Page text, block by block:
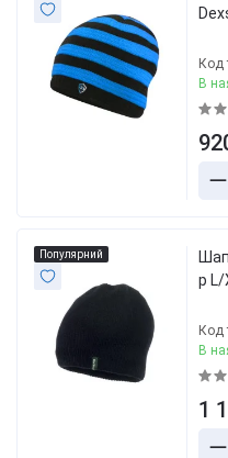
Код
В
Популярний
р L/
Код
В
1